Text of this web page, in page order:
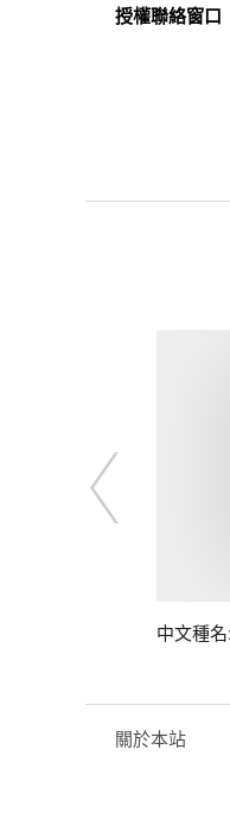
授權聯絡窗口
中文種
關於本站